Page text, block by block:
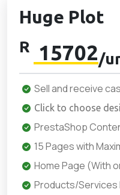
Huge Plot
R 15702/
Sell and receive
Click to choose
PrestaShop
15 Pages with
Home Page (With
Products/Services